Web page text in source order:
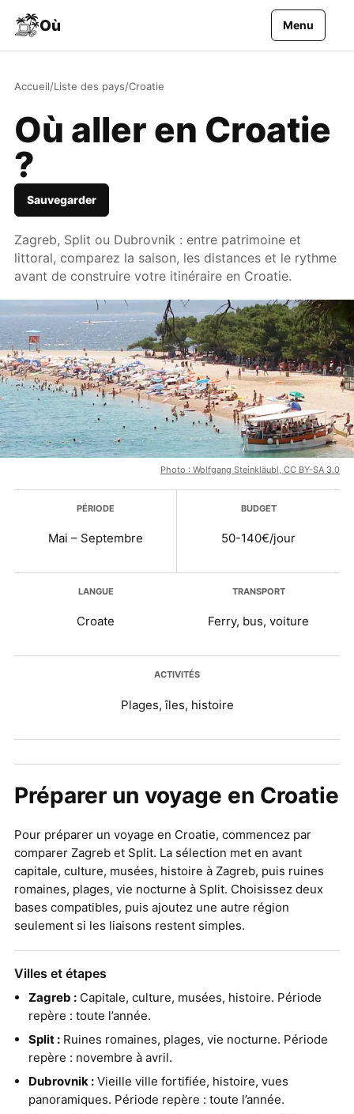
Où Menu
Accueil/Liste des pays/Croatie
Où aller en Croatie
?
Sauvegarder
Zagreb, Split ou Dubrovnik : entre patrimoine et
littoral, comparez la saison, les distances et le rythme
avant de construire votre itinéraire en Croatie.
Photo : Wolfgang Steinkläubl, CC BY-SA 3.0
Plus d’infos
PÉRIODE
Mai – Septembre
BUDGET
50-140€/jour
LANGUE
Croate
TRANSPORT
Ferry, bus, voiture
ACTIVITÉS
Plages, îles, histoire
Préparer un voyage en Croatie
Pour préparer un voyage en Croatie, commencez par
comparer Zagreb et Split. La sélection met en avant
capitale, culture, musées, histoire à Zagreb, puis ruines
romaines, plages, vie nocturne à Split. Choisissez deux
bases compatibles, puis ajoutez une autre région
seulement si les liaisons restent simples.
Villes et étapes
Zagreb :Capitale, culture, musées, histoire. Période
repère : toute l’année.
Split :Ruines romaines, plages, vie nocturne. Période
repère : novembre à avril.
Dubrovnik :Vieille ville fortifiée, histoire, vues
panoramiques. Période repère : toute l’année.